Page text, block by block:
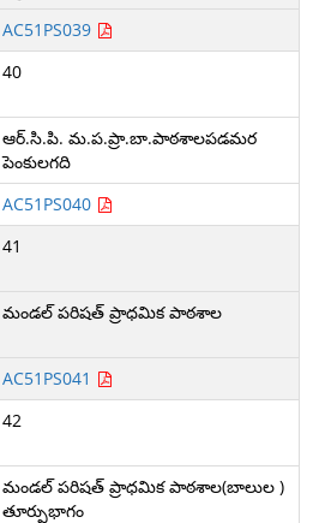
AC51PS039
40
ఆర్.సి.పి. మ.ప.ప్రా.బా.పాఠశాలపడమర
పెంకులగది
AC51PS040
41
మండల్ పరిషత్ ప్రాధమిక పాఠశాల
AC51PS041
42
మండల్ పరిషత్ ప్రాధమిక పాఠశాల(బాలుల )
తూర్పుభాగం